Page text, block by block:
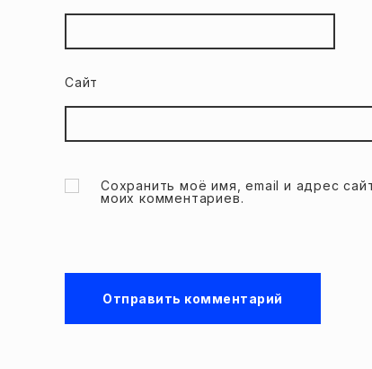
Сайт
Сохранить моё имя, email и адрес
моих комментариев.